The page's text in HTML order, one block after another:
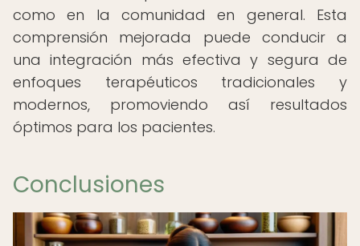
como en la comunidad en general. Esta
comprensión mejorada puede conducir a
una integración más efectiva y segura de
enfoques terapéuticos tradicionales y
modernos, promoviendo así resultados
óptimos para los pacientes.
Conclusiones